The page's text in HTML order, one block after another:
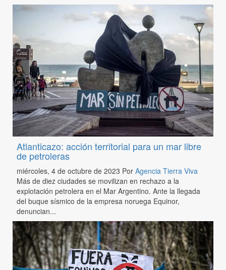
Atlanticazo: acción territorial para un mar libre
de petroleras
miércoles, 4 de octubre de 2023 Por Agencia Tierra Viva
Más de diez ciudades se movilizan en rechazo a la
explotación petrolera en el Mar Argentino. Ante la llegada
del buque sísmico de la empresa noruega Equinor,
denuncian...